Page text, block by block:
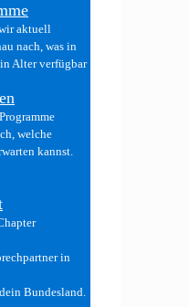
aktuell
nach, was in
Alter verfügbar
welche
kannst.
in
Bundesland.